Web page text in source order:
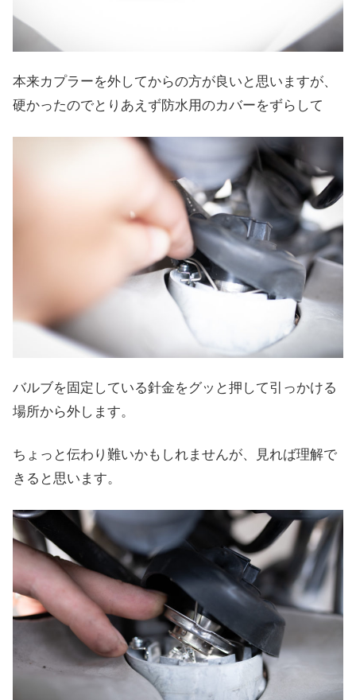
本来カプラーを外してからの方が良いと思いますが、
硬かったのでとりあえず防水用のカバーをずらして
バルブを固定している針金をグッと押して引っかける
場所から外します。
ちょっと伝わり難いかもしれませんが、見れば理解で
きると思います。